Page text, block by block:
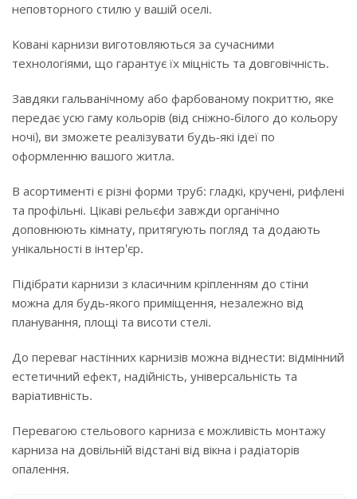
неповторного стилю у вашій оселі.
Ковані карнизи виготовляються за сучасними
технологіями, що гарантує їх міцність та довговічність.
Завдяки гальванічному або фарбованому покриттю, яке
передає усю гаму кольорів (від сніжно-білого до кольору
ночі), ви зможете реалізувати будь-які ідеї по
оформленню вашого житла.
В асортименті є різні форми труб: гладкі, кручені, рифлені
та профільні. Цікаві рельєфи завжди органічно
доповнюють кімнату, притягують погляд та додають
унікальності в інтер'єр.
Підібрати карнизи з класичним кріпленням до стіни
можна для будь-якого приміщення, незалежно від
планування, площі та висоти стелі.
До переваг настінних карнизів можна віднести: відмінний
естетичний ефект, надійність, універсальність та
варіативність.
Перевагою стельового карниза є можливість монтажу
карниза на довільній відстані від вікна і радіаторів
опалення.